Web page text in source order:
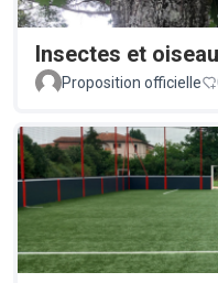
Insectes et
Proposition officielle